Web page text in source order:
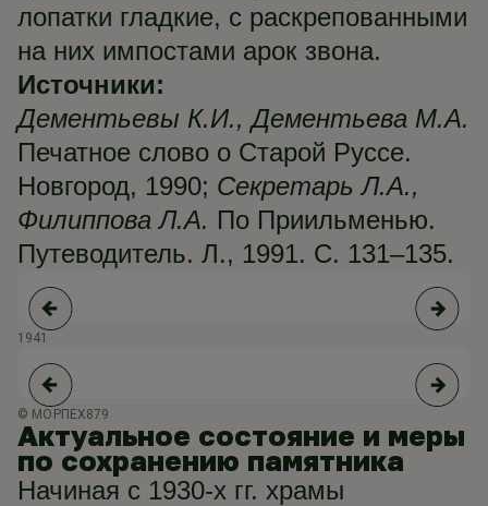
лопатки гладкие, с раскрепованными
на них импостами арок звона.
Источники:
Дементьевы К.И., Дементьева М.А.
Печатное слово о Старой Руссе.
Новгород, 1990; Секретарь Л.А.,
Филиппова Л.А. По Приильменью.
Путеводитель. Л., 1991. С. 131–135.
1941
© МОРПЕХ879
Актуальное состояние и меры
по сохранению памятника
Начиная с 1930-х гг. храмы